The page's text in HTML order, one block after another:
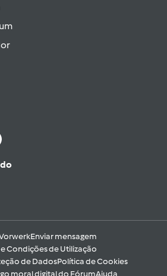
Enviar mensagem
Condições de Utilização
de DadosPolítica de Cookies
moral digital do FórumAjuda